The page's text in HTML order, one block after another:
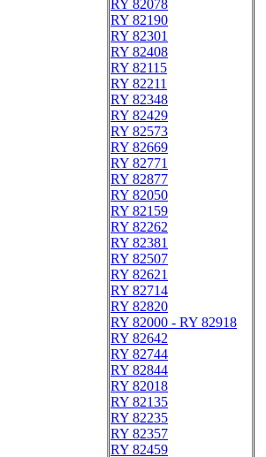
RY 82078
RY 82190
RY 82301
RY 82408
RY 82115
RY 82211
RY 82348
RY 82429
RY 82573
RY 82669
RY 82771
RY 82877
RY 82050
RY 82159
RY 82262
RY 82381
RY 82507
RY 82621
RY 82714
RY 82820
RY 82000 - RY 82918
RY 82642
RY 82744
RY 82844
RY 82018
RY 82135
RY 82235
RY 82357
RY 82459